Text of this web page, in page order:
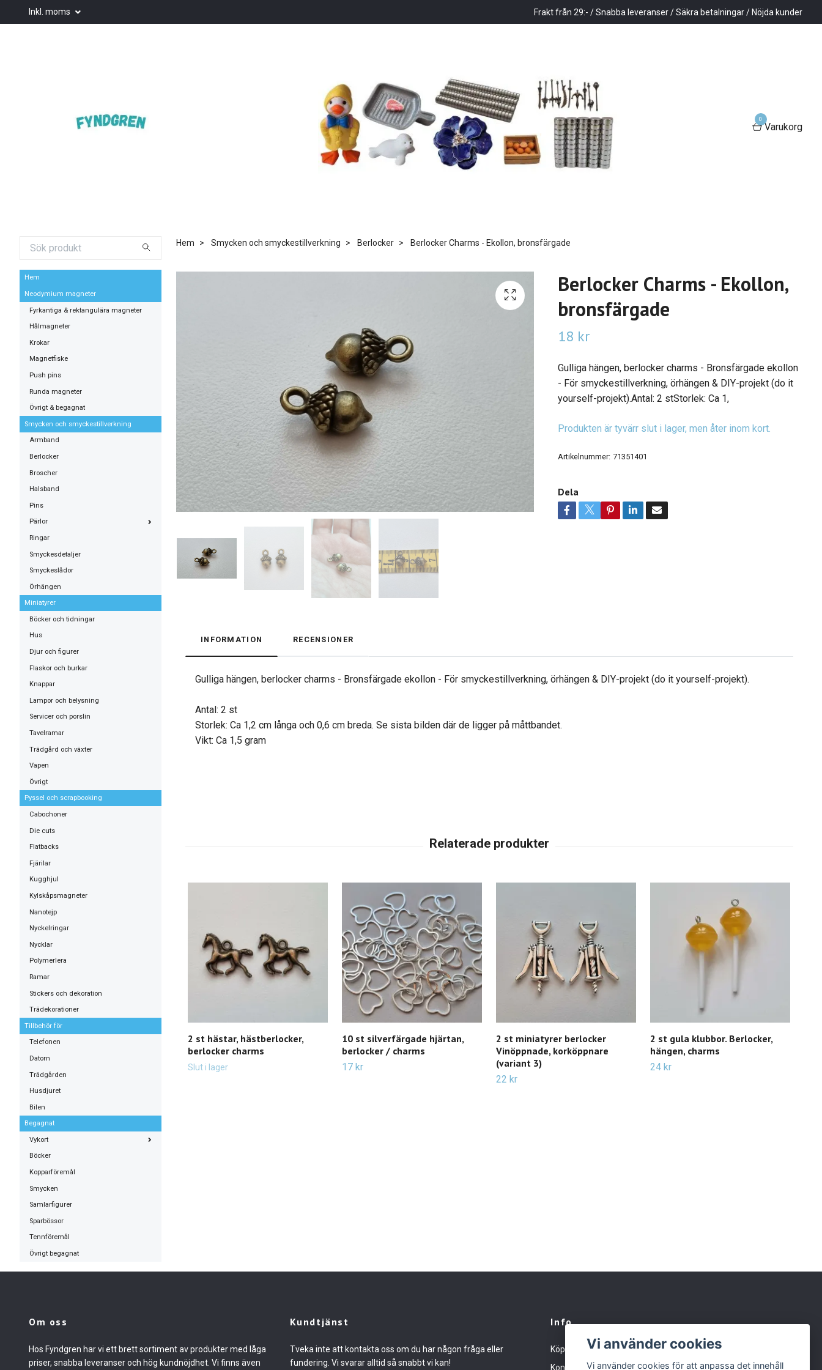
Inkl. moms Frakt från 29:- / Snabba leveranser / Säkra betalningar / Nöjda kunder
0
Varukorg
Hem
Neodymium magneter
Fyrkantiga & rektangulära magneter
Hålmagneter
Krokar
Magnetfiske
Push pins
Runda magneter
Övrigt & begagnat
Smycken och smyckestillverkning
Armband
Berlocker
Broscher
Halsband
Pins
Pärlor
Ringar
Smyckesdetaljer
Smyckeslådor
Örhängen
Miniatyrer
Böcker och tidningar
Hus
Djur och figurer
Flaskor och burkar
Knappar
Lampor och belysning
Servicer och porslin
Tavelramar
Trädgård och växter
Vapen
Övrigt
Pyssel och scrapbooking
Cabochoner
Die cuts
Flatbacks
Fjärilar
Kugghjul
Kylskåpsmagneter
Nanotejp
Nyckelringar
Nycklar
Polymerlera
Ramar
Stickers och dekoration
Trädekorationer
Tillbehör för
Telefonen
Datorn
Trädgården
Husdjuret
Bilen
Begagnat
Vykort
Böcker
Kopparföremål
Smycken
Samlarfigurer
Sparbössor
Tennföremål
Övrigt begagnat
Hem Smycken och smyckestillverkning Berlocker Berlocker Charms - Ekollon, bronsfärgade
Berlocker Charms - Ekollon,
bronsfärgade
18 kr
Gulliga hängen, berlocker charms - Bronsfärgade ekollon
- För smyckestillverkning, örhängen & DIY-projekt (do it
yourself-projekt).Antal: 2 stStorlek: Ca 1,
Produkten är tyvärr slut i lager, men åter inom kort.
Artikelnummer: 71351401
Dela
INFORMATION RECENSIONER
Gulliga hängen, berlocker charms - Bronsfärgade ekollon - För smyckestillverkning, örhängen & DIY-projekt (do it yourself-projekt).
Antal: 2 st
Storlek: Ca 1,2 cm långa och 0,6 cm breda. Se sista bilden där de ligger på måttbandet.
Vikt: Ca 1,5 gram
2 st hästar, hästberlocker,
berlocker charms
Slut i lager
10 st silverfärgade hjärtan,
berlocker / charms
17 kr
2 st miniatyrer berlocker
Vinöppnade, korköppnare
(variant 3)
22 kr
2 st gula klubbor. Berlocker,
hängen, charms
24 kr
Om oss
Hos Fyndgren har vi ett brett sortiment av produkter med låga
priser, snabba leveranser och hög kundnöjdhet. Vi finns även
Kundtjänst
Tveka inte att kontakta oss om du har någon fråga eller
fundering. Vi svarar alltid så snabbt vi kan!
Info
Köpvillkor
Kontakt
Vi använder cookies
Vi använder cookies för att anpassa det innehåll